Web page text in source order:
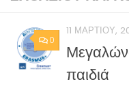
0
11 ΜΑΡΤΊΟΥ,
παιδιά